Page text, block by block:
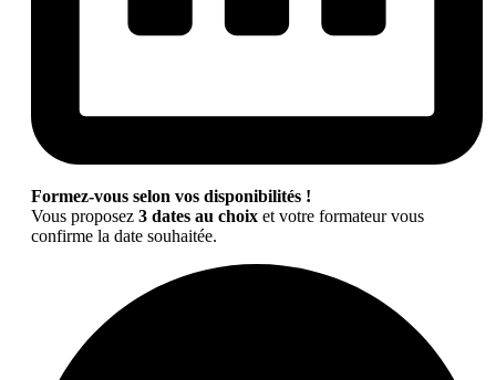
Formez-vous selon vos disponibilités !
Vous proposez 3 dates au choix et votre formateur vous
confirme la date souhaitée.